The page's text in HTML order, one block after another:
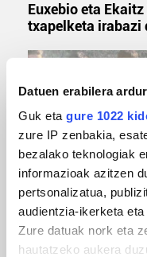
Datuen erabilera
Guk eta gure 1022
zure IP zenbakia,
bezalako teknologiak
informazioak azitzen
pertsonalizatua,
audientzia-ikerketa
Zure datuak nork eta
hautatzeko aukera
Euxebio eta
txapelketa irabazi
Tourreko